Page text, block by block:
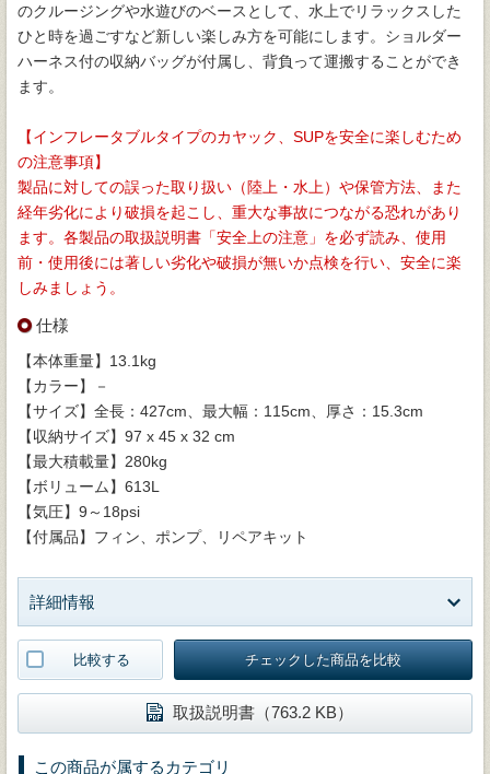
のクルージングや水遊びのベースとして、水上でリラックスした
ひと時を過ごすなど新しい楽しみ方を可能にします。ショルダー
ハーネス付の収納バッグが付属し、背負って運搬することができ
ます。
【インフレータブルタイプのカヤック、SUPを安全に楽しむため
の注意事項】
製品に対しての誤った取り扱い（陸上・水上）や保管方法、また
経年劣化により破損を起こし、重大な事故につながる恐れがあり
ます。各製品の取扱説明書「安全上の注意」を必ず読み、使用
前・使用後には著しい劣化や破損が無いか点検を行い、安全に楽
しみましょう。
仕様
【本体重量】13.1kg
【カラー】－
【サイズ】全長：427cm、最大幅：115cm、厚さ：15.3cm
【収納サイズ】97 x 45 x 32 cm
【最大積載量】280kg
【ボリューム】613L
【気圧】9～18psi
【付属品】フィン、ポンプ、リペアキット
詳細情報
比較する チェックした商品を比較
取扱説明書（763.2 KB）
この商品が属するカテゴリ